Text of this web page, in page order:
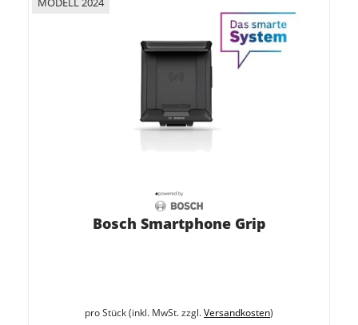
Bosch Smartphone Grip
pro Stück (inkl. MwSt. zzgl.Versandkosten)